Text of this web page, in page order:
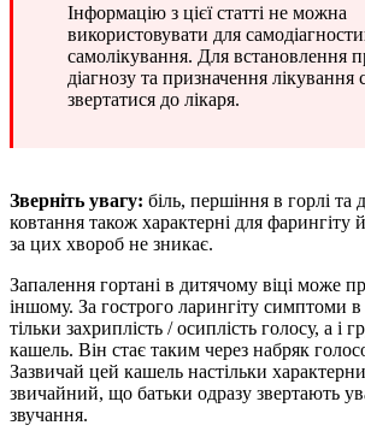
Інформацію з цієї статті не можна
використовувати для
самолікування. Для встановлення
діагнозу та призначення лікування
звертатися до лікаря.
Зверніть увагу: біль, першіння в горлі та
ковтання також характерні для фарингіту
за цих хвороб не зникає.
Запалення гортані в дитячому віці може
іншому. За гострого ларингіту симптоми
тільки захриплість / осиплість голосу, а і
кашель. Він стає таким через набряк
Зазвичай цей кашель настільки
звичайний, що батьки одразу звертають
звучання.